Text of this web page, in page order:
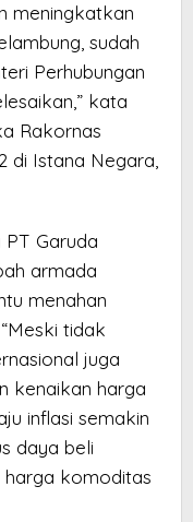
meningkatkan
sudah
Perhubungan
kata
Rakornas
di Istana Negara,
Garuda
armada
menahan
tidak
juga
kenaikan harga
inflasi semakin
daya beli
komoditas